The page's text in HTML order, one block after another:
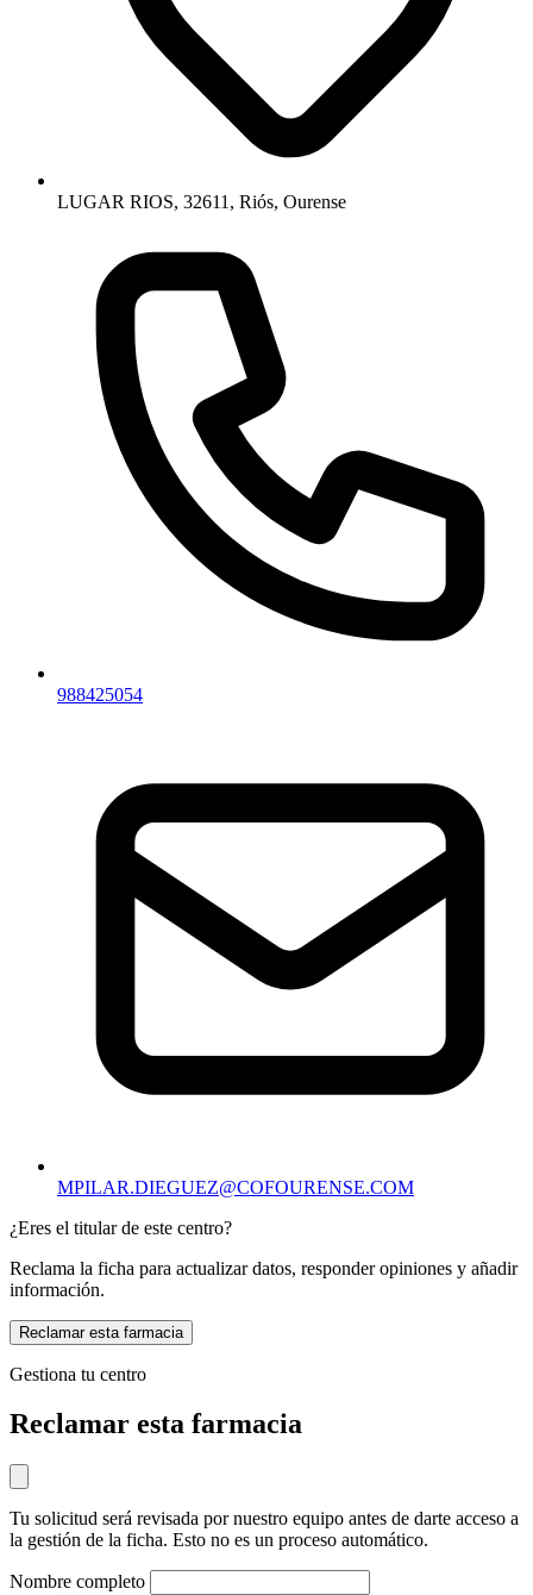
LUGAR RIOS, 32611, Riós, Ourense
988425054
MPILAR.DIEGUEZ@COFOURENSE.COM
¿Eres el titular de este centro?
Reclama la ficha para actualizar datos, responder opiniones y añadir
información.
Reclamar esta farmacia
Gestiona tu centro
Reclamar esta farmacia
Tu solicitud será revisada por nuestro equipo antes de darte acceso a
la gestión de la ficha. Esto no es un proceso automático.
Nombre completo